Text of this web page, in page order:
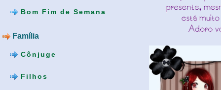
Bom Fim de Semana
Família
Cônjuge
Filhos